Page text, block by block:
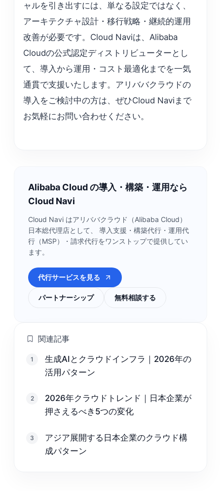
ャルを引き出すには、単なる設定ではなく、
アーキテクチャ設計・移行戦略・継続的運用
改善が必要です。Cloud Naviは、Alibaba
Cloudの公式認定ディストリビューターとし
て、導入から運用・コスト最適化までを一気
通貫で支援いたします。アリババクラウドの
導入をご検討中の方は、ぜひCloud Naviまで
お気軽にお問い合わせください。
Alibaba Cloud の導入・構築・運用なら
Cloud Navi
Cloud Navi はアリババクラウド（Alibaba Cloud）
日本総代理店として、 導入支援・構築代行・運用代
行（MSP）・請求代行をワンストップで提供してい
ます。
代行サービスを見る
パートナーシップ 無料相談する
関連記事
1
生成AIとクラウドインフラ｜2026年の
活用パターン
2
2026年クラウドトレンド｜日本企業が
押さえるべき5つの変化
3
アジア展開する日本企業のクラウド構
成パターン